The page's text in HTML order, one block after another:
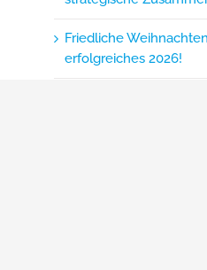
Friedliche
erfolgreiches 2026!